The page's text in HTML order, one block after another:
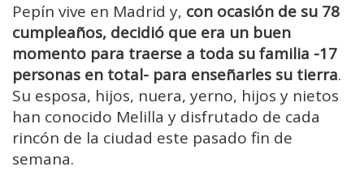
Pepín vive en Madrid y, con ocasión de su 78
cumpleaños, decidió que era un buen
momento para traerse a toda su familia -17
personas en total- para enseñarles su tierra.
Su esposa, hijos, nuera, yerno, hijos y nietos
han conocido Melilla y disfrutado de cada
rincón de la ciudad este pasado fin de
semana.